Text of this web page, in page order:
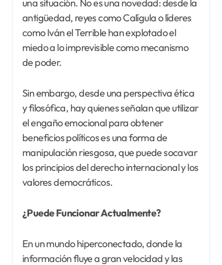
una situación. No es una novedad: desde la
antigüedad, reyes como Calígula o líderes
como Iván el Terrible han explotado el
miedo a lo imprevisible como mecanismo
de poder.
Sin embargo, desde una perspectiva ética
y filosófica, hay quienes señalan que utilizar
el engaño emocional para obtener
beneficios políticos es una forma de
manipulación riesgosa, que puede socavar
los principios del derecho internacional y los
valores democráticos.
¿Puede Funcionar Actualmente?
En un mundo hiperconectado, donde la
información fluye a gran velocidad y las